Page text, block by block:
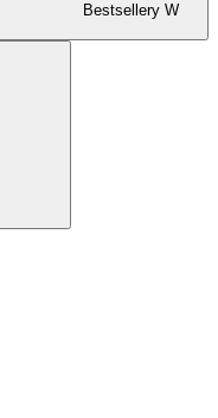
Bestsellery W